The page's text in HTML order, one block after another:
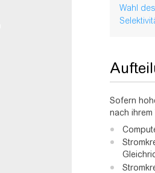
Wahl
Sofern
nach ihrem